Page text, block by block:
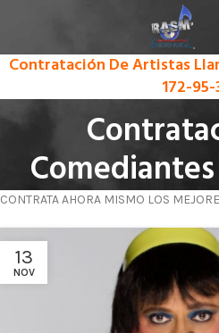
Contratación De Artistas
172-
CONTRATA AHORA MISMO LOS
13
NOV